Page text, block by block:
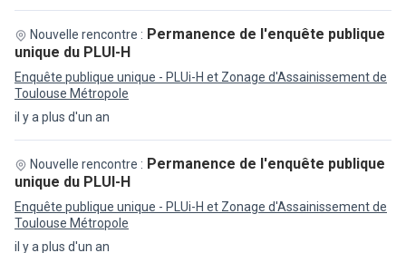
il y a plus d'un an
Nouvelle rencontre : Permanence de l'enquête publique
unique du PLUI-H
Enquête publique unique - PLUi-H et Zonage d'Assainissement de
Toulouse Métropole
il y a plus d'un an
Nouvelle rencontre : Permanence de l'enquête publique
unique du PLUI-H
Enquête publique unique - PLUi-H et Zonage d'Assainissement de
Toulouse Métropole